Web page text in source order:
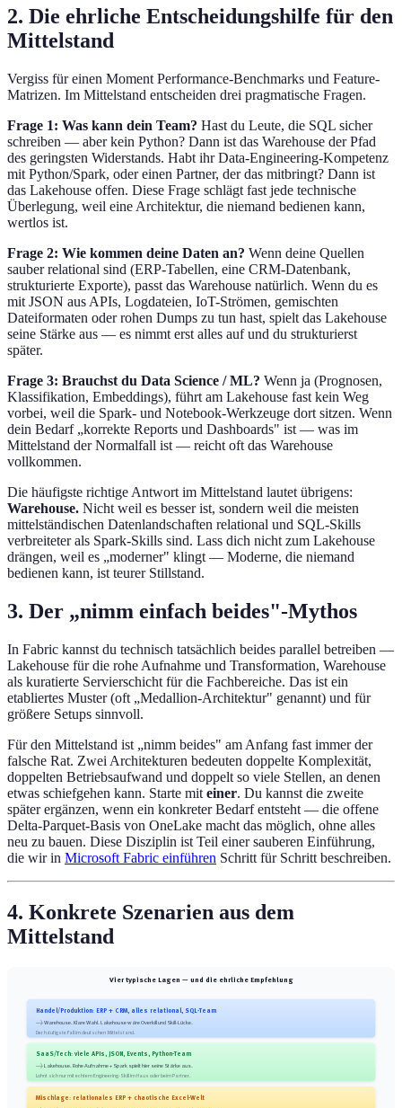
2. Die ehrliche Entscheidungshilfe für den
Mittelstand
Vergiss für einen Moment Performance-Benchmarks und Feature-
Matrizen. Im Mittelstand entscheiden drei pragmatische Fragen.
Frage 1: Was kann dein Team? Hast du Leute, die SQL sicher
schreiben — aber kein Python? Dann ist das Warehouse der Pfad
des geringsten Widerstands. Habt ihr Data-Engineering-Kompetenz
mit Python/Spark, oder einen Partner, der das mitbringt? Dann ist
das Lakehouse offen. Diese Frage schlägt fast jede technische
Überlegung, weil eine Architektur, die niemand bedienen kann,
wertlos ist.
Frage 2: Wie kommen deine Daten an? Wenn deine Quellen
sauber relational sind (ERP-Tabellen, eine CRM-Datenbank,
strukturierte Exporte), passt das Warehouse natürlich. Wenn du es
mit JSON aus APIs, Logdateien, IoT-Strömen, gemischten
Dateiformaten oder rohen Dumps zu tun hast, spielt das Lakehouse
seine Stärke aus — es nimmt erst alles auf und du strukturierst
später.
Frage 3: Brauchst du Data Science / ML? Wenn ja (Prognosen,
Klassifikation, Embeddings), führt am Lakehouse fast kein Weg
vorbei, weil die Spark- und Notebook-Werkzeuge dort sitzen. Wenn
dein Bedarf „korrekte Reports und Dashboards" ist — was im
Mittelstand der Normalfall ist — reicht oft das Warehouse
vollkommen.
Die häufigste richtige Antwort im Mittelstand lautet übrigens:
Warehouse. Nicht weil es besser ist, sondern weil die meisten
mittelständischen Datenlandschaften relational und SQL-Skills
verbreiteter als Spark-Skills sind. Lass dich nicht zum Lakehouse
drängen, weil es „moderner" klingt — Moderne, die niemand
bedienen kann, ist teurer Stillstand.
3. Der „nimm einfach beides"-Mythos
In Fabric kannst du technisch tatsächlich beides parallel betreiben —
Lakehouse für die rohe Aufnahme und Transformation, Warehouse
als kuratierte Servierschicht für die Fachbereiche. Das ist ein
etabliertes Muster (oft „Medallion-Architektur" genannt) und für
größere Setups sinnvoll.
Für den Mittelstand ist „nimm beides" am Anfang fast immer der
falsche Rat. Zwei Architekturen bedeuten doppelte Komplexität,
doppelten Betriebsaufwand und doppelt so viele Stellen, an denen
etwas schiefgehen kann. Starte mit einer. Du kannst die zweite
später ergänzen, wenn ein konkreter Bedarf entsteht — die offene
Delta-Parquet-Basis von OneLake macht das möglich, ohne alles
neu zu bauen. Diese Disziplin ist Teil einer sauberen Einführung,
die wir in Microsoft Fabric einführen Schritt für Schritt beschreiben.
4. Konkrete Szenarien aus dem
Mittelstand
Vier typische Lagen — und die ehrliche Empfehlung
Handel/Produktion: ERP + CRM, alles relational, SQL-Team
→ Warehouse. Klare Wahl. Lakehouse wäre Overkill und Skill-Lücke.
Der häufigste Fall im deutschen Mittelstand.
SaaS/Tech: viele APIs, JSON, Events, Python-Team
→ Lakehouse. Rohe Aufnahme + Spark spielt hier seine Stärke aus.
Lohnt sich nur mit echtem Engineering-Skill im Haus oder beim Partner.
Mischlage: relationales ERP + chaotische Excel-Welt